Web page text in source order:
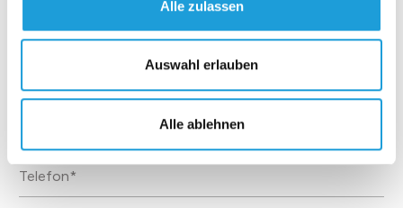
Alle zulassen
Auswahl erlauben
Alle ablehnen